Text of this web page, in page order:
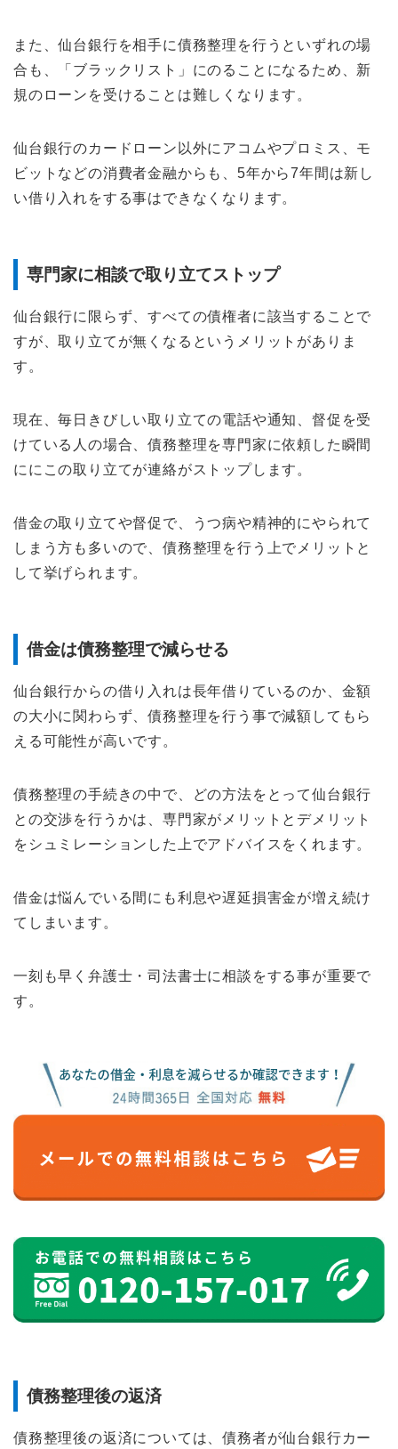
また、仙台銀行を相手に債務整理を行うといずれの場
合も、「ブラックリスト」にのることになるため、新
規のローンを受けることは難しくなります。
仙台銀行のカードローン以外にアコムやプロミス、モ
ビットなどの消費者金融からも、5年から7年間は新し
い借り入れをする事はできなくなります。
専門家に相談で取り立てストップ
仙台銀行に限らず、すべての債権者に該当することで
すが、取り立てが無くなるというメリットがありま
す。
現在、毎日きびしい取り立ての電話や通知、督促を受
けている人の場合、債務整理を専門家に依頼した瞬間
ににこの取り立てが連絡がストップします。
借金の取り立てや督促で、うつ病や精神的にやられて
しまう方も多いので、債務整理を行う上でメリットと
して挙げられます。
借金は債務整理で減らせる
仙台銀行からの借り入れは長年借りているのか、金額
の大小に関わらず、債務整理を行う事で減額してもら
える可能性が高いです。
債務整理の手続きの中で、どの方法をとって仙台銀行
との交渉を行うかは、専門家がメリットとデメリット
をシュミレーションした上でアドバイスをくれます。
借金は悩んでいる間にも利息や遅延損害金が増え続け
てしまいます。
一刻も早く弁護士・司法書士に相談をする事が重要で
す。
債務整理後の返済
債務整理後の返済については、債務者が仙台銀行カー